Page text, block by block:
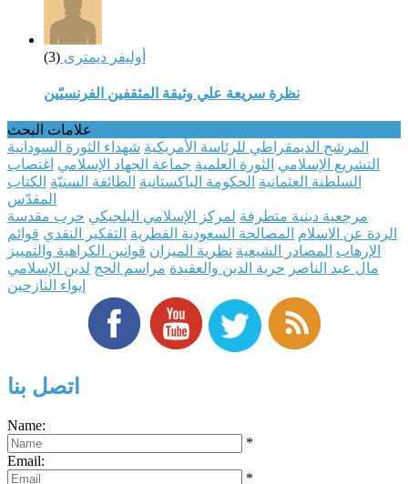
أوليفر ديمترى (3)
نظرة سريعة علي وثيقة المثقفين الفرنسيّين
علامات البحث
المرشح الديمقراطي للرئاسة الأمريكية شهداء الثورة السودانية
التشريع الإسلامي الثورة العلمية جماعة الجهاد الإسلامي اغتصاب
السلطنة العثمانية الحكومة الباكستانية الطائفة السنيّة الكتاب
المقدّس
مرجعية دينية متطرفة لمركز الإسلامي البلجيكي حرب مقدسة
الردة عن الاسلام المصالحة السعودية القطرية التفكير النقدي قوائم
الإرهاب المصادر الشيعية نظرية الميزان قوانين الكراهية والتمييز
مال عبد الناصر حرية الدين والعقيدة مراسم الحج لدين الإسلامي
إيواء النازحين
اتصل بنا
Name:
*
Email:
*